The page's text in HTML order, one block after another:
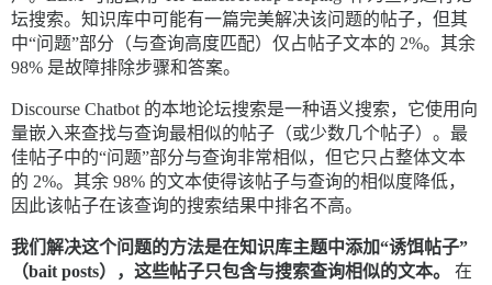
坛搜索。知识库中可能有一篇完美解决该问题的帖子，但其
中“问题”部分（与查询高度匹配）仅占帖子文本的 2%。其余
98% 是故障排除步骤和答案。
Discourse Chatbot 的本地论坛搜索是一种语义搜索，它使用向
量嵌入来查找与查询最相似的帖子（或少数几个帖子）。最
佳帖子中的“问题”部分与查询非常相似，但它只占整体文本
的 2%。其余 98% 的文本使得该帖子与查询的相似度降低，
因此该帖子在该查询的搜索结果中排名不高。
我们解决这个问题的方法是在知识库主题中添加“诱饵帖子”
（bait posts），这些帖子只包含与搜索查询相似的文本。
在